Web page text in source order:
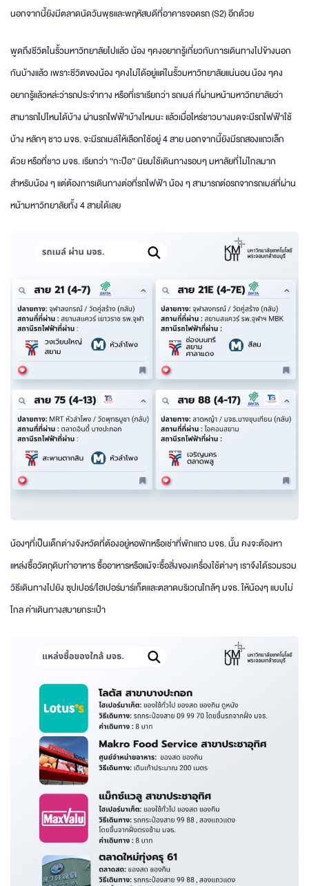
นอกจากนี้ยังมีตลาดนัดวันพุธและพฤหัสบดีที่อาคารจอดรถ (S2) อีกด้วย
พูดถึงชีวิตในรั้วมหาวิทยาลัยไปแล้ว น้อง ๆคงอยากรู้เกี่ยวกับการเดินทางไปข้างนอก
กันบ้างแล้ว เพราะชีวิตของน้อง ๆคงไม่ได้อยู่แต่ในรั้วมหาวิทยาลัยแน่นอน น้อง ๆคง
อยากรู้แล้วหล่ะว่ารถประจำทาง หรือที่เราเรียกว่า รถเมล์ ที่ผ่านหน้ามหาวิทยาลัยว่า
สามารถไปไหนได้บ้าง ผ่านรถไฟฟ้าบ้างไหมนะ แล้วเมื่อไหร่ชาวบางมดจะมีรถไฟฟ้าใช้
บ้าง หลักๆ ชาว มจธ. จะมีรถเมล์ให้เลือกใช้อยู่ 4 สาย นอกจากนี้ยังมีรถสองแถวเล็ก
ด้วย หรือที่ชาว มจธ. เรียกว่า “กะป๊อ” นิยมใช้เดินทางรอบๆ มหาลัยที่ไม่ไกลมาก
สำหรับน้อง ๆ แต่ต้องการเดินทางต่อที่รถไฟฟ้า น้อง ๆ สามารถต่อรถจากรถเมล์ที่ผ่าน
หน้ามหาวิทยาลัยทั้ง 4 สายได้เลย
น้องๆที่เป็นเด็กต่างจังหวัดที่ต้องอยู่หอพักหรือเช่าที่พักแถว มจธ. นั้น คงจะต้องหา
แหล่งซื้อวัตถุดิบทำอาหาร ซื้ออาหารหรือแม้จะซื้อสิ่งของเครื่องใช้ต่างๆ เราจึงได้รวมรวม
วิธีเดินทางไปยัง ซุปเปอร์/ไฮเปอร์มาร์เก็ตและตลาดบริเวณใกล้ๆ มจธ. ให้น้องๆ แบบไม่
ไกล ค่าเดินทางสบายกระเป๋า